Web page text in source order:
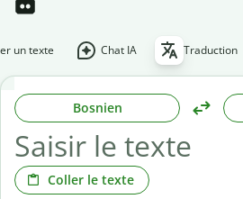
un texte Chat IA Traduction
Bosnien
Coller le texte